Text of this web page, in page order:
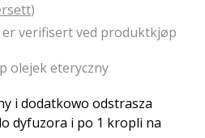
)
er verifisert ved produktkjøp
olejek eteryczny
i dodatkowo odstrasza
dyfuzora i po 1 kropli na